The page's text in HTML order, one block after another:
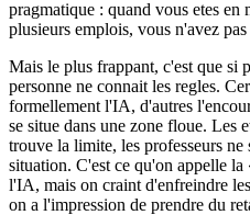
pragmatique : quand vous etes en
plusieurs emplois, vous n'avez
Mais le plus frappant, c'est que si
personne ne connait les regles.
formellement l'IA, d'autres
se situe dans une zone floue. Les
trouve la limite, les professeurs ne
situation. C'est ce qu'on appelle
l'IA, mais on craint d'enfreindre
on a l'impression de prendre du